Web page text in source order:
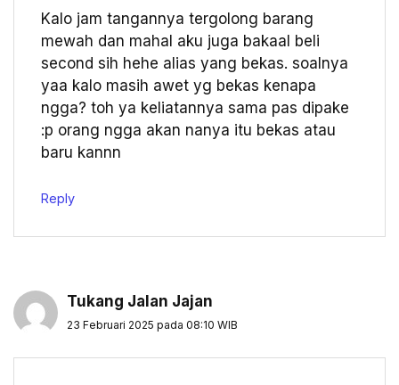
Kalo jam tangannya tergolong barang
mewah dan mahal aku juga bakaal beli
second sih hehe alias yang bekas. soalnya
yaa kalo masih awet yg bekas kenapa
ngga? toh ya keliatannya sama pas dipake
:p orang ngga akan nanya itu bekas atau
baru kannn
Reply
Tukang Jalan Jajan
23 Februari 2025 pada 08:10 WIB